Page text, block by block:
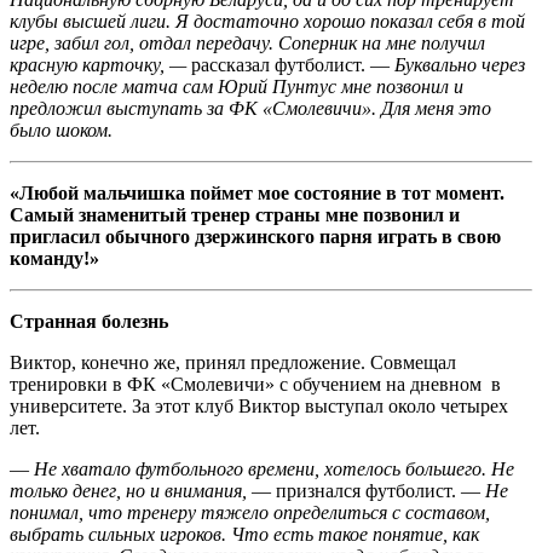
клубы высшей лиги. Я достаточно хорошо показал себя в той
игре, забил гол, отдал передачу. Соперник на мне получил
красную карточку, —рассказал футболист. — Буквально через
неделю после матча сам Юрий Пунтус мне позвонил и
предложил выступать за ФК «Смолевичи». Для меня это
было шоком.
«Любой мальчишка поймет мое состояние в тот момент.
Самый знаменитый тренер страны мне позвонил и
пригласил обычного дзержинского парня играть в свою
команду!»
Странная болезнь
Виктор, конечно же, принял предложение. Совмещал
тренировки в ФК «Смолевичи» с обучением на дневном в
университете. За этот клуб Виктор выступал около четырех
лет.
— Не хватало футбольного времени, хотелось большего. Не
только денег, но и внимания, — признался футболист. — Не
понимал, что тренеру тяжело определиться с составом,
выбрать сильных игроков. Что есть такое понятие, как